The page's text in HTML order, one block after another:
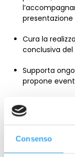
Consenso
Cura la
conclusiva del
Supporta
propone
NOME*